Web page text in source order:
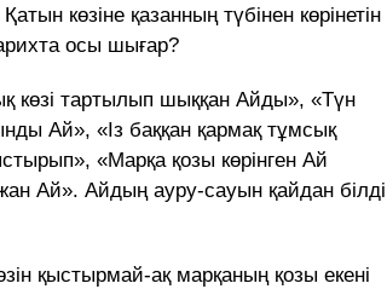
көзіне қазанның түбінен көрінетін
осы шығар?
тартылып шыққан Айды», «Түн
Ай», «Із баққан қармақ тұмсық
«Марқа қозы көрінген Ай
Ай». Айдың ауру-сауын қайдан білді
қыстырмай-ақ марқаның қозы екені